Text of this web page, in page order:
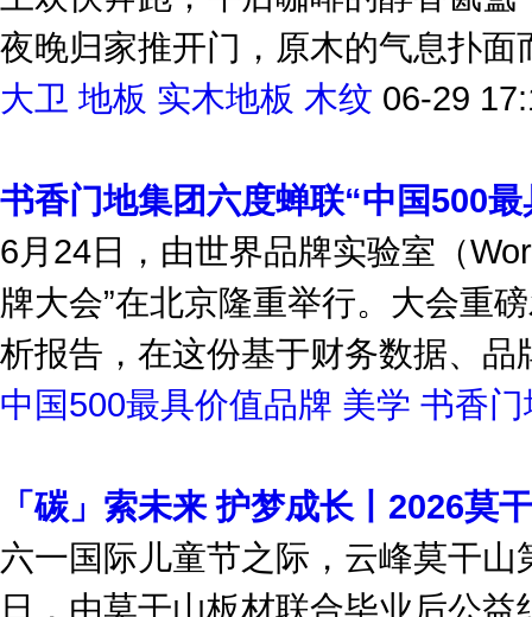
上欢快奔跑；午后咖啡的醇香氤
夜晚归家推开门，原木的气息扑
大卫
地板 实木地板 木纹
书香门地集团六度蝉联“中国500
6月24日，由世界品牌实验室（
牌大会”在北京隆重举行。大会重
析报告，在这份基于财务数据、
中国500最具价值品牌 美学 书香
「碳」索未来 护梦成长丨2026莫
六一国际儿童节之际，云峰莫干山